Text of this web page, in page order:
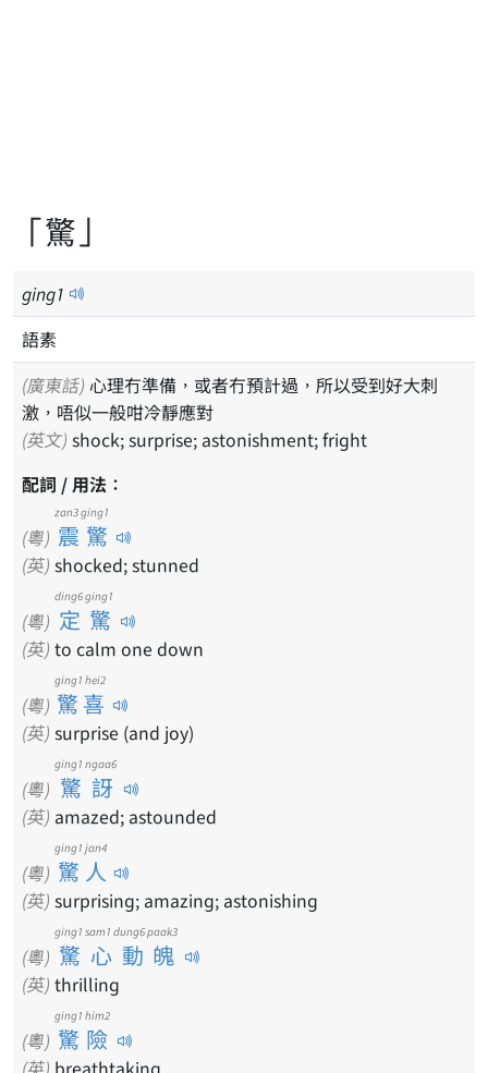
「驚」
ging1
語素
(廣東話)
激，唔似一般咁冷靜應對
(英文) shock; surprise; astonishment; fright
配詞 / 用法：
(粵) 震驚
zan3 ging1
(英) shocked; stunned
(粵) 定驚
ding6 ging1
(英) to calm one down
(粵) 驚喜
ging1 hei2
(英) surprise (and joy)
(粵) 驚訝
ging1 ngaa6
(英) amazed; astounded
(粵) 驚人
ging1 jan4
(英) surprising; amazing; astonishing
(粵) 驚心動魄
ging1 sam1 dung6 paak3
(英) thrilling
(粵) 驚險
ging1 him2
(英) breathtaking